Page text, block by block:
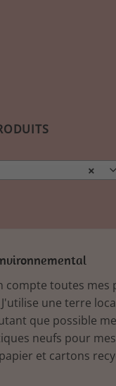
×
compte toutes mes
une terre
que possible
neufs pour
et cartons